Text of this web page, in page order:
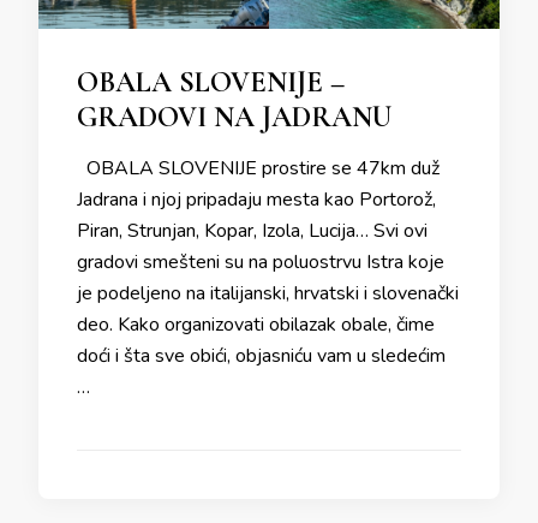
OBALA SLOVENIJE –
GRADOVI NA JADRANU
OBALA SLOVENIJE prostire se 47km duž
Jadrana i njoj pripadaju mesta kao Portorož,
Piran, Strunjan, Kopar, Izola, Lucija… Svi ovi
gradovi smešteni su na poluostrvu Istra koje
je podeljeno na italijanski, hrvatski i slovenački
deo. Kako organizovati obilazak obale, čime
doći i šta sve obići, objasniću vam u sledećim
…